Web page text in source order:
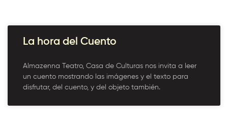
La hora del Cuento
Almazenna Teatro, Casa de Culturas nos invita a leer
un cuento mostrando las imágenes y el texto para
disfrutar, del cuento, y del objeto también.